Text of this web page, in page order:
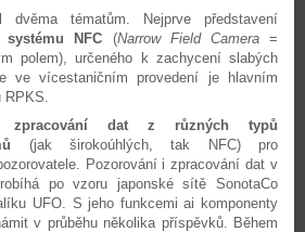
dvěma tématům. Nejprve představení
NFC (Narrow Field Camera=
polem), určeného k zachycení slabých
ve vícestaničním provedení je hlavním
RPKS.
zpracování dat z různých typů
(jak širokoúhlých, tak NFC) pro
Pozorování i zpracování dat v
po vzoru japonské sítě SonotaCo
UFO. S jeho funkcemi ai komponenty
v průběhu několika příspěvků. Během